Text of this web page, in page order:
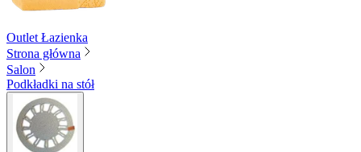
Outlet Łazienka
Strona główna
Salon
Podkładki na stół